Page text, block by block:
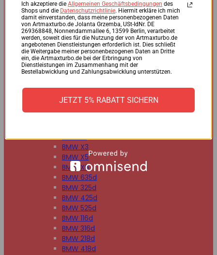
BMW 125d
BMW 220d
BMW 225d
BMW 318d
BMW 320d
BMW 330d
BMW 335d
BMW 518d
BMW 520d
BMW 530d
BMW X1
BMW X3
BMW X5
BMW X6
BMW 635d
BMW 325d
BMW 425d
BMW 525d
BMW 116d
BMW 316d
BMW 218d
BMW 418d
Ich akzeptiere die Allgemeinen Geschäftsbedingungen des
Shops und die Datenschutzrichtlinie. Hiermit erkläre ich mich
damit einverstanden, dass meine personenbezogenen Daten
von Artmaxturbo.de Jolanta Grzemba, USt-IdNr. DE
269368848, Nonnendammallee 6, 13599 Berlin, verarbeitet
werden, soweit dies für die Nutzung der von Artmaxturbo.de
angebotenen Dienstleistungen erforderlich ist. Dies schließt
die Weitergabe meiner personenbezogenen Daten an Dritte
ein, die Artmaxturbo.de bei der Erbringung von
Dienstleistungen im Zusammenhang mit der
Bestellabwicklung und Zahlungsabwicklung unterstützen.
JETZT 5% RABATT SICHERN